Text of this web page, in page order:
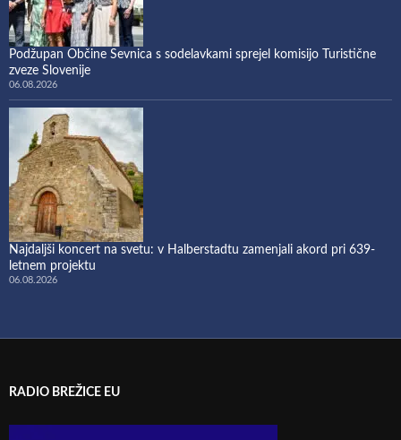
Podžupan Občine Sevnica s sodelavkami sprejel komisijo Turistične
zveze Slovenije
06.08.2026
Najdaljši koncert na svetu: v Halberstadtu zamenjali akord pri 639-
letnem projektu
06.08.2026
RADIO BREŽICE EU